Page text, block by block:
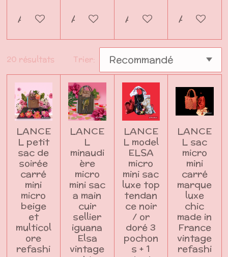
Ajouter au panierAjouter au panierAjouter au panier
Ajouter
20 résultats Trier:
LANCE
L petit
sac de
soirée
carré
mini
micro
beige
et
multicol
ore
refashi
LANCE
L
minaudi
ère
micro
mini sac
a main
cuir
sellier
iguana
Elsa
vintage
LANCE
L model
ELSA
micro
mini sac
luxe top
tendan
ce noir
/ or
doré 3
pochon
s + 1
LANCE
L sac
micro
mini
carré
marque
luxe
chic
made in
France
vintage
refashi